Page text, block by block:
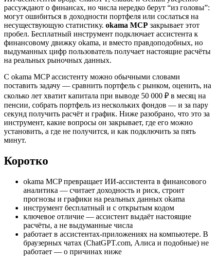
рассуждают о финансах, но числа нередко берут “из головы”:
могут ошибиться в доходности портфеля или сослаться на
несуществующую статистику. okama MCP закрывает этот
пробел. Бесплатный инструмент подключает ассистента к
финансовому движку okama, и вместо правдоподобных, но
выдуманных цифр пользователь получает настоящие расчёты
на реальных рыночных данных.
С okama MCP ассистенту можно обычными словами
поставить задачу — сравнить портфель с рынком, оценить, на
сколько лет хватит капитала при выводе 50 000 ₽ в месяц на
пенсии, собрать портфель из нескольких фондов — и за пару
секунд получить расчёт и график. Ниже разобрано, что это за
инструмент, какие вопросы он закрывает, где его можно
установить, а где не получится, и как подключить за пять
минут.
Коротко
okama MCP превращает ИИ-ассистента в финансового
аналитика — считает доходность и риск, строит
прогнозы и графики на реальных данных okama
инструмент бесплатный и с открытым кодом
ключевое отличие — ассистент выдаёт настоящие
расчёты, а не выдуманные числа
работает в ассистентах-приложениях на компьютере. В
браузерных чатах (ChatGPT.com, Алиса и подобные) не
работает — о причинах ниже